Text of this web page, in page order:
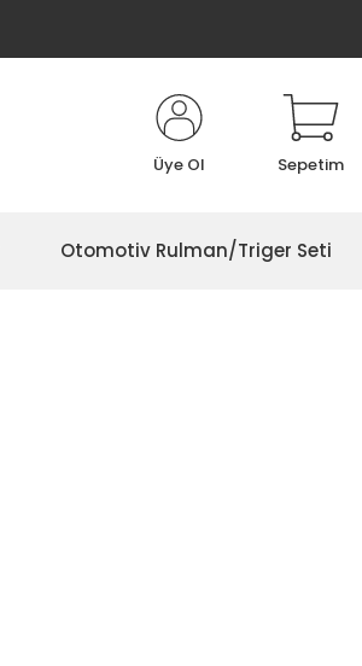
Üye Ol Sepetim
Otomotiv Rulman/Triger Seti